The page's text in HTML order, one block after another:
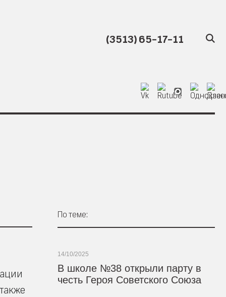
(3513) 65-17-11
По теме:
14/10/2025
В школе №38 открыли парту в
честь Героя Советского Союза